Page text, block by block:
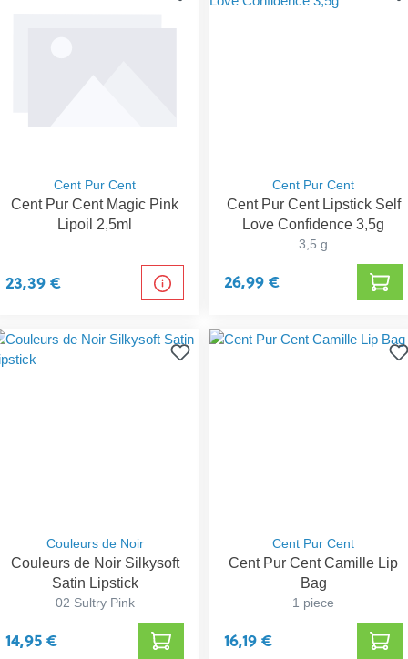
Cent Pur Cent
Cent Pur Cent Magic Pink
Lipoil 2,5ml
23,39 €
Cent Pur Cent
Cent Pur Cent Lipstick Self
Love Confidence 3,5g
3,5 g
26,99 €
Couleurs de Noir
Couleurs de Noir Silkysoft
Satin Lipstick
02 Sultry Pink
14,95 €
Cent Pur Cent
Cent Pur Cent Camille Lip
Bag
1 piece
16,19 €